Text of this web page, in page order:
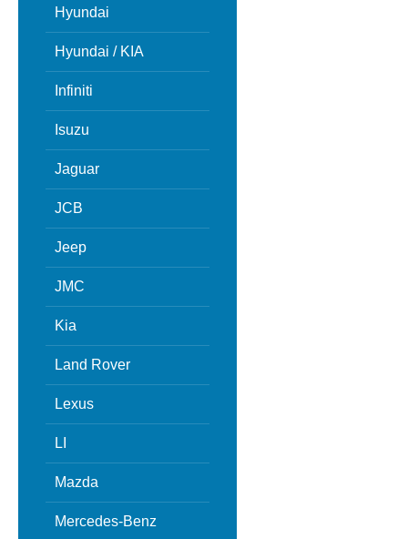
Hyundai
Hyundai / KIA
Infiniti
Isuzu
Jaguar
JCB
Jeep
JMC
Kia
Land Rover
Lexus
LI
Mazda
Mercedes-Benz